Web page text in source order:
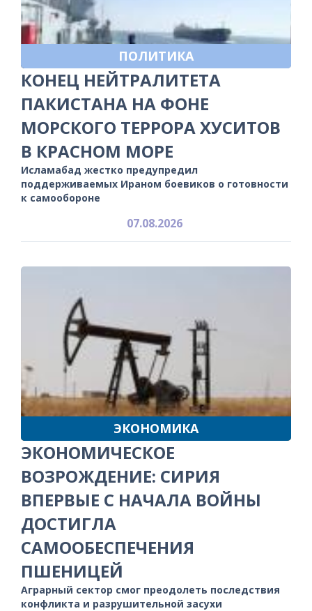
ПОЛИТИКА
КОНЕЦ НЕЙТРАЛИТЕТА
ПАКИСТАНА НА ФОНЕ
МОРСКОГО ТЕРРОРА ХУСИТОВ
В КРАСНОМ МОРЕ
Исламабад жестко предупредил
поддерживаемых Ираном боевиков о готовности
к самообороне
07.08.2026
ЭКОНОМИКА
ЭКОНОМИЧЕСКОЕ
ВОЗРОЖДЕНИЕ: СИРИЯ
ВПЕРВЫЕ С НАЧАЛА ВОЙНЫ
ДОСТИГЛА
САМООБЕСПЕЧЕНИЯ
ПШЕНИЦЕЙ
Аграрный сектор смог преодолеть последствия
конфликта и разрушительной засухи